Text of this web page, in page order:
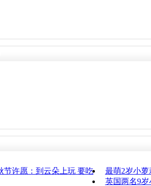
节许愿：到云朵上玩 要吃
最萌2岁小
英国两名9